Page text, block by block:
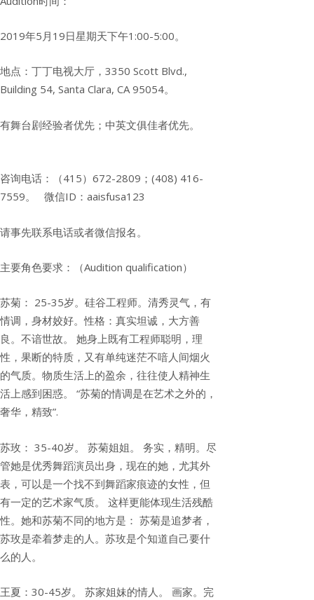
2019年5月19日星期天下午1:00-5:00。
地点：丁丁电视大厅，3350 Scott Blvd.,
Building 54, Santa Clara, CA 95054。
有舞台剧经验者优先；中英文俱佳者优先。
咨询电话：（415）672-2809；(408) 416-
7559。 微信ID：aaisfusa123
请事先联系电话或者微信报名。
主要角色要求：（Audition qualification）
苏菊： 25-35岁。硅谷工程师。清秀灵气，有
情调，身材姣好。性格：真实坦诚，大方善
良。不谙世故。 她身上既有工程师聪明，理
性，果断的特质，又有单纯迷茫不喑人间烟火
的气质。物质生活上的盈余，往往使人精神生
活上感到困惑。 “苏菊的情调是在艺术之外的，
奢华，精致”.
苏玫： 35-40岁。 苏菊姐姐。 务实，精明。尽
管她是优秀舞蹈演员出身，现在的她，尤其外
表，可以是一个找不到舞蹈家痕迹的女性，但
有一定的艺术家气质。 这样更能体现生活残酷
性。她和苏菊不同的地方是： 苏菊是追梦者，
苏玫是牵着梦走的人。苏玫是个知道自己要什
么的人。
王夏：30-45岁。 苏家姐妹的情人。 画家。完